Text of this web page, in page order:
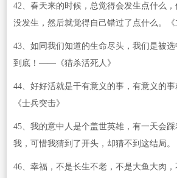
42、春天来的时候，总觉得会发生点什么
没发生，然后就觉得自己错过了点什么。《
43、如同我们知道的生命尽头，我们是被
到底！——《猎杀活死人》
44、好好活就是干有意义的事，有意义的
《士兵突击》
45、我的意中人是个盖世英雄，有一天会
我，可惜我猜到了开头，却猜不到这结局。
46、幸福，不是长生不老，不是大鱼大肉